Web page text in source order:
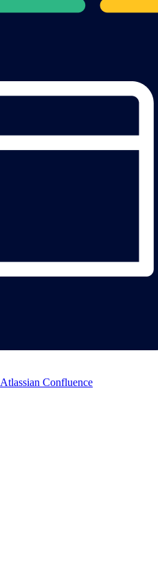
Atlassian Confluence